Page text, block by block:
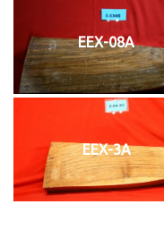
EEX-08A
EEX-3A